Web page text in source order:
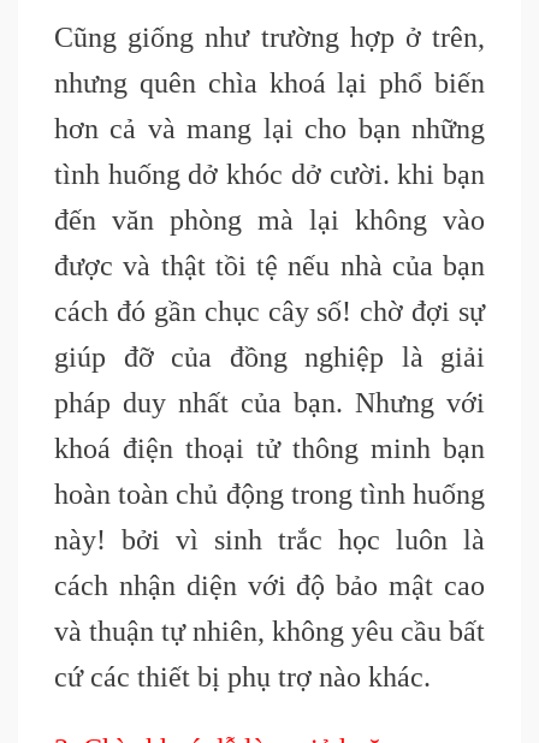
Cũng giống như trường hợp ở trên,
nhưng quên chìa khoá lại phổ biến
hơn cả và mang lại cho bạn những
tình huống dở khóc dở cười. khi bạn
đến văn phòng mà lại không vào
được và thật tồi tệ nếu nhà của bạn
cách đó gần chục cây số! chờ đợi sự
giúp đỡ của đồng nghiệp là giải
pháp duy nhất của bạn. Nhưng với
khoá điện thoại tử thông minh bạn
hoàn toàn chủ động trong tình huống
này! bởi vì sinh trắc học luôn là
cách nhận diện với độ bảo mật cao
và thuận tự nhiên, không yêu cầu bất
cứ các thiết bị phụ trợ nào khác.